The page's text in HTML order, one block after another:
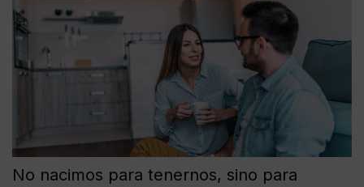
No nacimos para tenernos, sino para